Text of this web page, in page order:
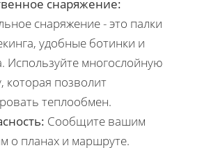
снаряжение:
снаряжение - это палки
удобные ботинки и
Используйте многослойную
которая позволит
теплообмен.
Сообщите вашим
о планах и маршруте.